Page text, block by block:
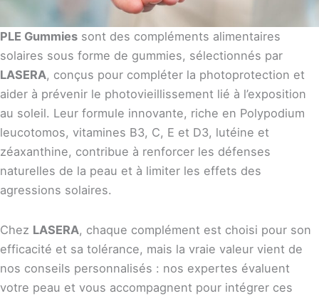
PLE Gummies sont des compléments alimentaires
solaires sous forme de gummies, sélectionnés par
LASERA, conçus pour compléter la photoprotection et
aider à prévenir le photovieillissement lié à l’exposition
au soleil. Leur formule innovante, riche en Polypodium
leucotomos, vitamines B3, C, E et D3, lutéine et
zéaxanthine, contribue à renforcer les défenses
naturelles de la peau et à limiter les effets des
agressions solaires.
Chez LASERA, chaque complément est choisi pour son
efficacité et sa tolérance, mais la vraie valeur vient de
nos conseils personnalisés : nos expertes évaluent
votre peau et vous accompagnent pour intégrer ces